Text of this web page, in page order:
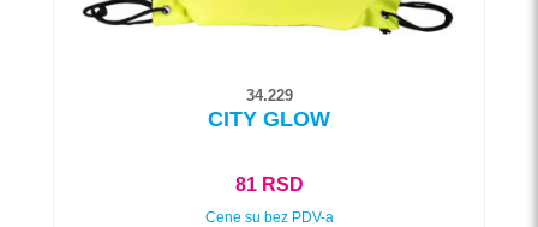
34.229
CITY GLOW
81 RSD
Cene su bez PDV-a
proizvoda.